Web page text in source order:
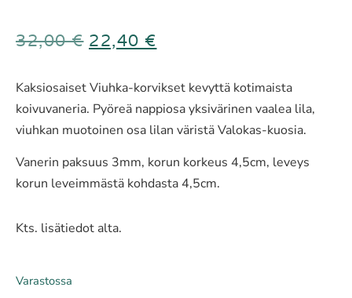
32,00€ 22,40 €
Kaksiosaiset Viuhka-korvikset kevyttä kotimaista
koivuvaneria. Pyöreä nappiosa yksivärinen vaalea lila,
viuhkan muotoinen osa lilan väristä Valokas-kuosia.
Vanerin paksuus 3mm, korun korkeus 4,5cm, leveys
korun leveimmästä kohdasta 4,5cm.
Kts. lisätiedot alta.
Varastossa